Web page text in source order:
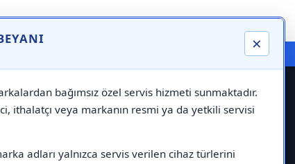
×
bağımsız özel servis hizmeti sunmaktadır.
ithalatçı veya markanın resmi ya da yetkili servisi
adları yalnızca servis verilen cihaz türlerini
⚠️ Markadan Bağımsız "Özel Servis" Hizmeti
Servisi